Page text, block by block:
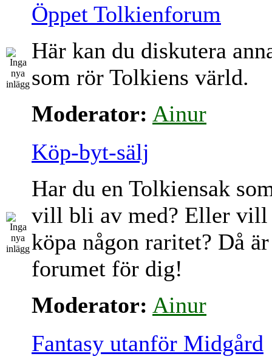
Öppet Tolkienforum
Här kan du diskutera
som rör Tolkiens värld.
Moderator: Ainur
Köp-byt-sälj
Har du en Tolkiensak
vill bli av med? Eller vill
köpa någon raritet? Då
forumet för dig!
Moderator: Ainur
Fantasy utanför Midgård